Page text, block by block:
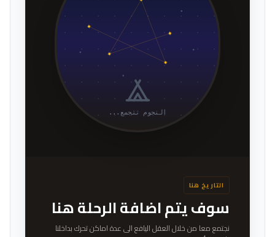
النجوم تتجمع...
التاريخ هنا
سوف يتم اضافة الرحلة هنا
نجتمع معا من خلال العقل اليافع الى عدة اماكن تحرك بداخلنا